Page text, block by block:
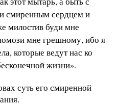
смиренным сердцем и
милостив буди мне
мне грешному, ибо я
которые ведут нас ко
жизни».
суть его смиренной